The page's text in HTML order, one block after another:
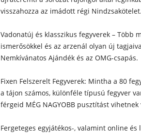
visszahozza az imádott régi
Vadonatúj és klasszikus fegyverek – Több
ismerősökkel és az arzenál olyan új
Nemkívánatos Ajándék és az OMG-csapás.
Fixen Felszerelt Fegyverek: Mintha a 80
a tájon számos, különféle típusú fegyver
férgeid MÉG NAGYOBB pusztítást vihetnek
Fergeteges egyjátékos-, valamint online